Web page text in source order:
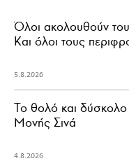
Όλοι ακολουθούν
Και όλοι τους
5.8.2026
Το θολό και δύσκολο
Μονής Σινά
4.8.2026